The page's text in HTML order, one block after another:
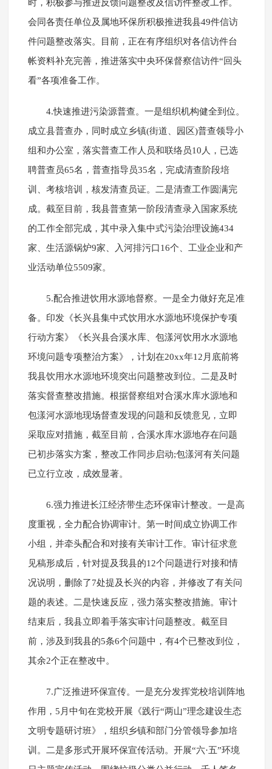
时，积极参与推进反馈问题整改及信访件整改工作。
会同各责任单位及属地环保所积极推进我县49件信访
件问题整改落实。目前，正在有序组织对各信访件台
帐资料补充完善，推进落实中央环保督察信访件“回头
看”各项准备工作。
4.快速推进污染源普查。一是组织机构健全到位。
成立县普查办，同时成立乡镇(街道、园区)普查领导小
组和办公室，落实普查工作人员和联络员10人，已选
聘普查员65名，普查指导员35名，完成清查阶段培
训、考核培训，核发清查员证。二是清查工作圆满完
成。截至目前，我县普查第一阶段清查录入国家系统
的工作全部完成，其中录入集中式污染治理设施434
家、生活源锅炉9家、入河排污口16个、工业企业和产
业活动单位5509家。
5.配合推进饮用水源地督察。一是全力做好充足准
备。印发《长兴县集中式饮用水水源地环境保护专项
行动方案》《长兴县合溪水库、包漾河饮用水水源地
环境问题专项整治方案》，计划在20xx年12月底前将
我县饮用水水源地环境突出问题整改到位。二是及时
落实督查整改措施。根据督察组对合溪水库水源地和
包漾河水源地现场督查发现的问题和反馈意见，立即
采取应对措施，截至目前，合溪水库水源地存在问题
已初步落实方案，整改工作同步启动;包漾河有关问题
已立行立改，成效显著。
6.强力推进长江经济带生态环保审计整改。一是高
度重视，全力配合协调审计。第一时间成立协调工作
小组，并牵头配合和对接有关审计工作。审计征求意
见稿形成后，针对提及我县的12个问题进行对接和情
况说明，删除了7处提及长兴的内容，并修改了有关问
题的表述。二是快速反应，强力落实整改措施。审计
结束后，我县立即着手落实审计问题整改。截至目
前，涉及到我县的5条6个问题中，有4个已整改到位，
其余2个正在整改中。
7.广泛推进环保宣传。一是充分发挥党校培训阵地
作用，5月中旬在党校开展《践行“两山”理念建设生态
文明专题研讨班》，组织乡镇和部门分管领导参加培
训。二是多形式开展环保宣传活动。开展“六·五”环境